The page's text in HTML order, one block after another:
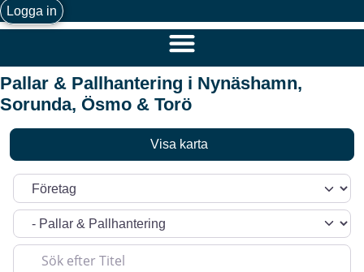
Logga in
Pallar & Pallhantering i Nynäshamn,
Sorunda, Ösmo & Torö
Visa karta
Välj söktyp
Kategori
Sök efter Titel